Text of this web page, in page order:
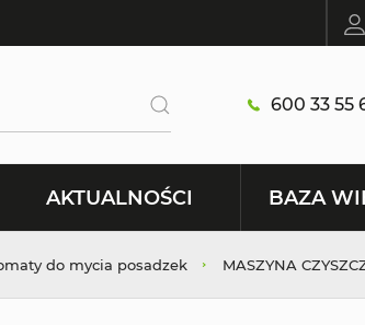
600 33 55
AKTUALNOŚCI BAZA
do mycia posadzek MASZYNA